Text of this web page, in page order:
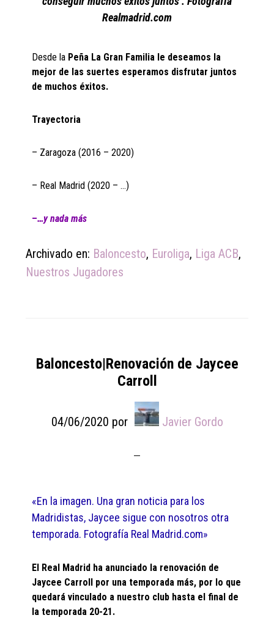
Realmadrid.com
Desde la Peña La Gran Familia le deseamos la
mejor de las suertes esperamos disfrutar juntos
de muchos éxitos.
Trayectoria
– Zaragoza (2016 – 2020)
– Real Madrid (2020 – …)
–…y nada más
Archivado en: Baloncesto, Euroliga, Liga ACB,
Nuestros Jugadores
Baloncesto|Renovación de Jaycee
Carroll
04/06/2020 por Javier Gordo
«En la imagen. Una gran noticia para los
Madridistas, Jaycee sigue con nosotros otra
temporada. Fotografía Real Madrid.com»
El Real Madrid ha anunciado la renovación de
Jaycee Carroll por una temporada más, por lo que
quedará vinculado a nuestro club hasta el final de
la temporada 20-21.